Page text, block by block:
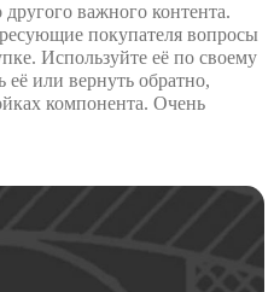
важного контента.
покупателя вопросы
Используйте её по своему
или вернуть обратно,
компонента. Очень